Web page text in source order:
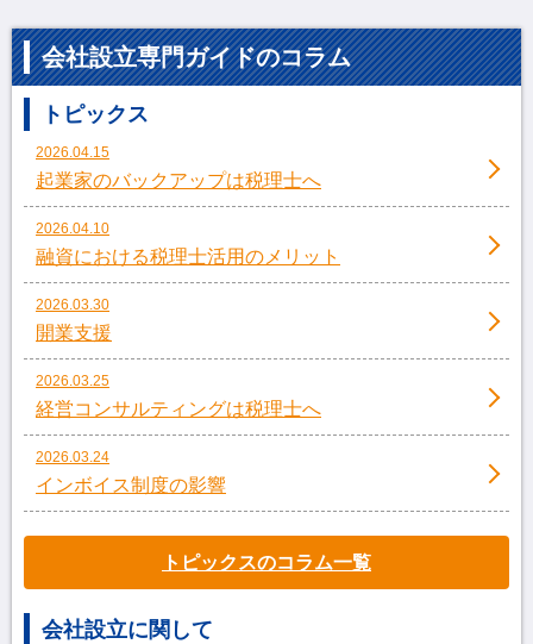
会社設立専門ガイドのコラム
トピックス
2026.04.15
起業家のバックアップは税理士へ
2026.04.10
融資における税理士活用のメリット
2026.03.30
開業支援
2026.03.25
経営コンサルティングは税理士へ
2026.03.24
インボイス制度の影響
トピックスのコラム一覧
会社設立に関して